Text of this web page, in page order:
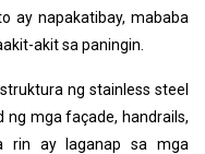
ay napakatibay, mababa
akit sa paningin.
ng stainless steel
ng mga façade, handrails,
rin ay laganap sa mga